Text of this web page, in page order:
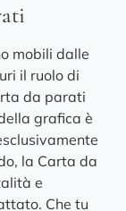
mobili dalle
il ruolo di
da parati
grafica è
la Carta da
e
Che tu